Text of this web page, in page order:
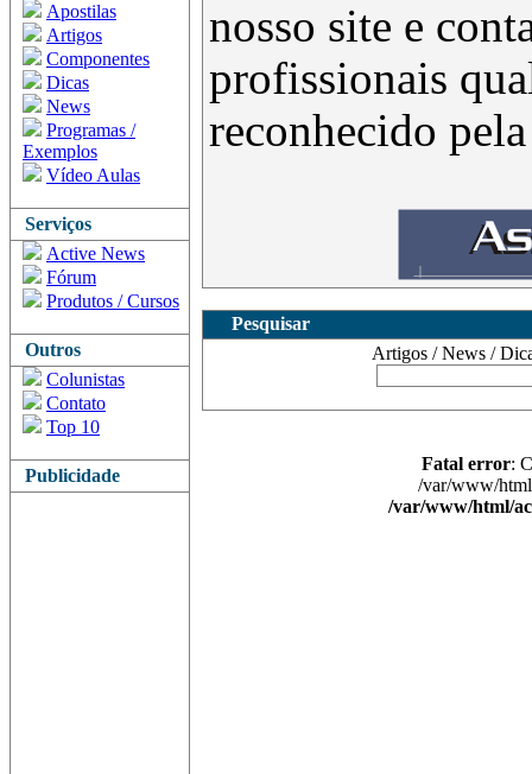
Apostilas
Artigos
Componentes
Dicas
News
Programas /
Exemplos
Vídeo Aulas
Serviços
Active News
Fórum
Produtos / Cursos
Outros
Colunistas
Contato
Top 10
Publicidade
nosso site e
profissionais
reconhecido
Pesquisar
Artigos / News /
Fatal error:
/var/www/
/var/www/html/